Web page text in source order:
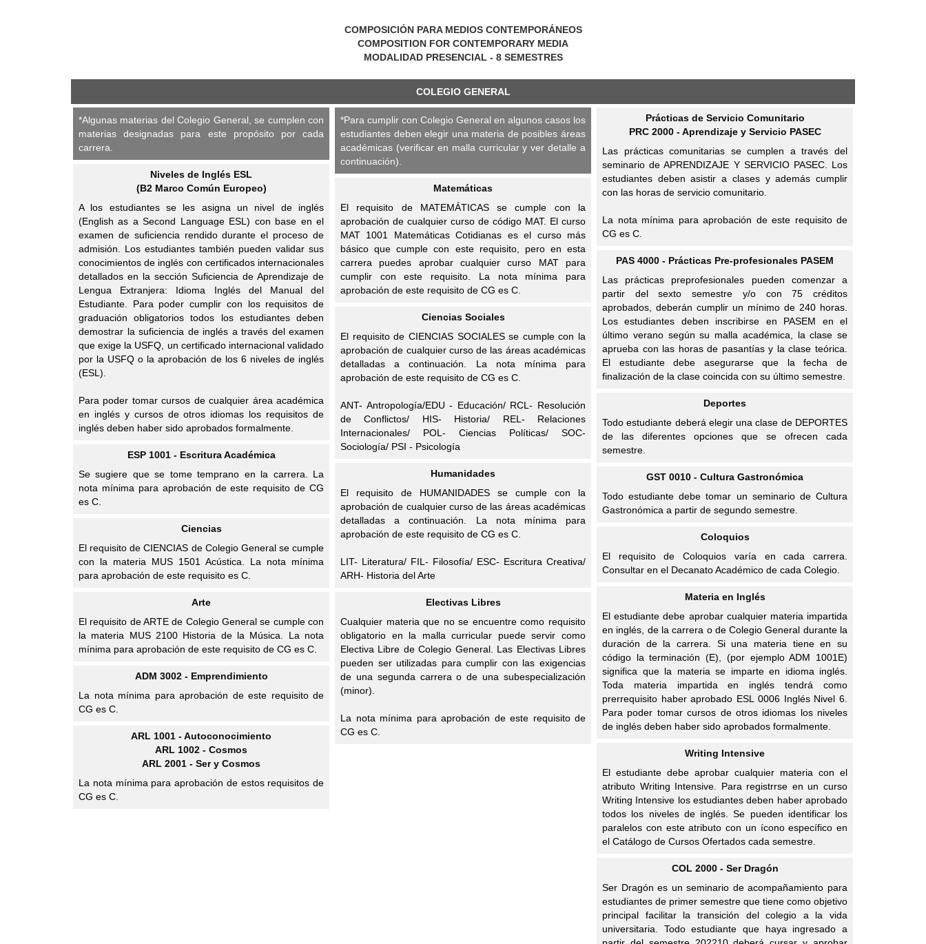
COMPOSICIÓN PARA MEDIOS CONTEMPORÁNEOS
COMPOSITION FOR CONTEMPORARY MEDIA
MODALIDAD PRESENCIAL - 8 SEMESTRES
COLEGIO GENERAL
*Algunas materias del Colegio General, se cumplen con
materias designadas para este propósito por cada
carrera.
Niveles de Inglés ESL
(B2 Marco Común Europeo)
A los estudiantes se les asigna un nivel de inglés
(English as a Second Language ESL) con base en el
examen de suficiencia rendido durante el proceso de
admisión. Los estudiantes también pueden validar sus
conocimientos de inglés con certificados internacionales
detallados en la sección Suficiencia de Aprendizaje de
Lengua Extranjera: Idioma Inglés del Manual del
Estudiante. Para poder cumplir con los requisitos de
graduación obligatorios todos los estudiantes deben
demostrar la suficiencia de inglés a través del examen
que exige la USFQ, un certificado internacional validado
por la USFQ o la aprobación de los 6 niveles de inglés
(ESL).
Para poder tomar cursos de cualquier área académica
en inglés y cursos de otros idiomas los requisitos de
inglés deben haber sido aprobados formalmente.
ESP 1001 - Escritura Académica
Se sugiere que se tome temprano en la carrera. La
nota mínima para aprobación de este requisito de CG
es C.
Ciencias
El requisito de CIENCIAS de Colegio General se cumple
con la materia MUS 1501 Acústica. La nota mínima
para aprobación de este requisito es C.
Arte
El requisito de ARTE de Colegio General se cumple con
la materia MUS 2100 Historia de la Música. La nota
mínima para aprobación de este requisito de CG es C.
ADM 3002 - Emprendimiento
La nota mínima para aprobación de este requisito de
CG es C.
ARL 1001 - Autoconocimiento
ARL 1002 - Cosmos
ARL 2001 - Ser y Cosmos
La nota mínima para aprobación de estos requisitos de
CG es C.
*Para cumplir con Colegio General en algunos casos los
estudiantes deben elegir una materia de posibles áreas
académicas (verificar en malla curricular y ver detalle a
continuación).
Matemáticas
El requisito de MATEMÁTICAS se cumple con la
aprobación de cualquier curso de código MAT. El curso
MAT 1001 Matemáticas Cotidianas es el curso más
básico que cumple con este requisito, pero en esta
carrera puedes aprobar cualquier curso MAT para
cumplir con este requisito. La nota mínima para
aprobación de este requisito de CG es C.
Ciencias Sociales
El requisito de CIENCIAS SOCIALES se cumple con la
aprobación de cualquier curso de las áreas académicas
detalladas a continuación. La nota mínima para
aprobación de este requisito de CG es C.
ANT- Antropología/EDU - Educación/ RCL- Resolución
de Conflictos/ HIS- Historia/ REL- Relaciones
Internacionales/ POL- Ciencias Políticas/ SOC-
Sociología/ PSI - Psicología
Humanidades
El requisito de HUMANIDADES se cumple con la
aprobación de cualquier curso de las áreas académicas
detalladas a continuación. La nota mínima para
aprobación de este requisito de CG es C.
LIT- Literatura/ FIL- Filosofía/ ESC- Escritura Creativa/
ARH- Historia del Arte
Electivas Libres
Cualquier materia que no se encuentre como requisito
obligatorio en la malla curricular puede servir como
Electiva Libre de Colegio General. Las Electivas Libres
pueden ser utilizadas para cumplir con las exigencias
de una segunda carrera o de una subespecialización
(minor).
La nota mínima para aprobación de este requisito de
CG es C.
Prácticas de Servicio Comunitario
PRC 2000 - Aprendizaje y Servicio PASEC
Las prácticas comunitarias se cumplen a través del
seminario de APRENDIZAJE Y SERVICIO PASEC. Los
estudiantes deben asistir a clases y además cumplir
con las horas de servicio comunitario.
La nota mínima para aprobación de este requisito de
CG es C.
PAS 4000 - Prácticas Pre-profesionales PASEM
Las prácticas preprofesionales pueden comenzar a
partir del sexto semestre y/o con 75 créditos
aprobados, deberán cumplir un mínimo de 240 horas.
Los estudiantes deben inscribirse en PASEM en el
último verano según su malla académica, la clase se
aprueba con las horas de pasantías y la clase teórica.
El estudiante debe asegurarse que la fecha de
finalización de la clase coincida con su último semestre.
Deportes
Todo estudiante deberá elegir una clase de DEPORTES
de las diferentes opciones que se ofrecen cada
semestre.
GST 0010 - Cultura Gastronómica
Todo estudiante debe tomar un seminario de Cultura
Gastronómica a partir de segundo semestre.
Coloquios
El requisito de Coloquios varía en cada carrera.
Consultar en el Decanato Académico de cada Colegio.
Materia en Inglés
El estudiante debe aprobar cualquier materia impartida
en inglés, de la carrera o de Colegio General durante la
duración de la carrera. Si una materia tiene en su
código la terminación (E), (por ejemplo ADM 1001E)
significa que la materia se imparte en idioma inglés.
Toda materia impartida en inglés tendrá como
prerrequisito haber aprobado ESL 0006 Inglés Nivel 6.
Para poder tomar cursos de otros idiomas los niveles
de inglés deben haber sido aprobados formalmente.
Writing Intensive
El estudiante debe aprobar cualquier materia con el
atributo Writing Intensive. Para registrrse en un curso
Writing Intensive los estudiantes deben haber aprobado
todos los niveles de inglés. Se pueden identificar los
paralelos con este atributo con un ícono específico en
el Catálogo de Cursos Ofertados cada semestre.
COL 2000 - Ser Dragón
Ser Dragón es un seminario de acompañamiento para
estudiantes de primer semestre que tiene como objetivo
principal facilitar la transición del colegio a la vida
universitaria. Todo estudiante que haya ingresado a